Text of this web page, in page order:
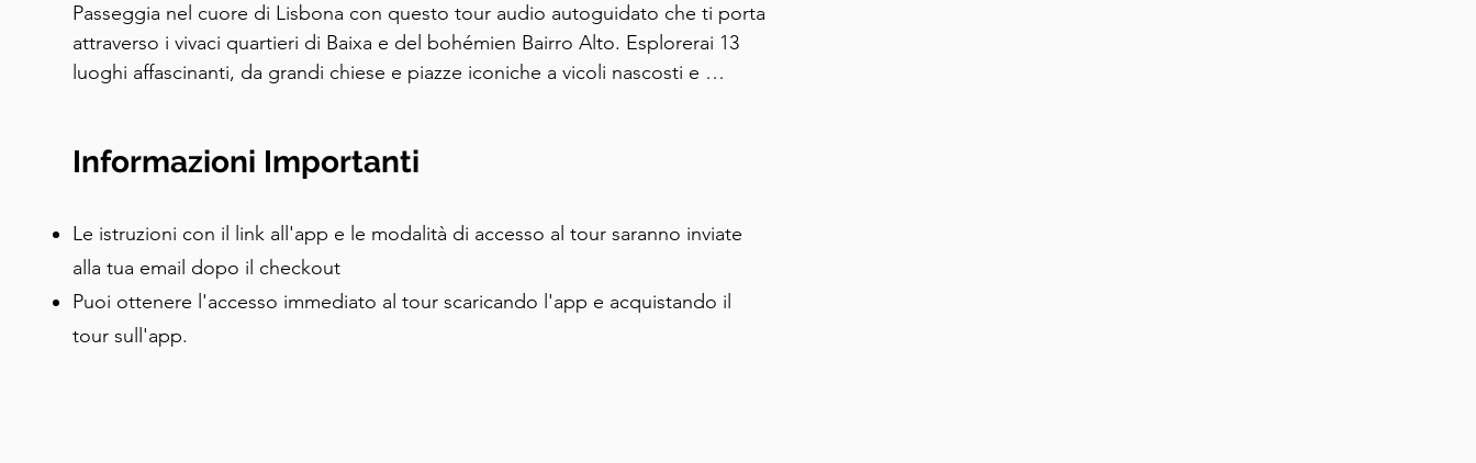
Passeggia nel cuore di Lisbona con questo tour audio autoguidato che ti porta
attraverso i vivaci quartieri di Baixa e del bohémien Bairro Alto. Esplorerai 13
luoghi affascinanti, da grandi chiese e piazze iconiche a vicoli nascosti e
tour è perfetto per i viaggiatori curiosi e i visitatori alle prime armi che vogliono
Informazioni Importanti
Le istruzioni con il link all'app e le modalità di accesso al tour saranno inviate
alla tua email dopo il checkout
Puoi ottenere l'accesso immediato al tour scaricando l'app e acquistando il
tour sull'app.